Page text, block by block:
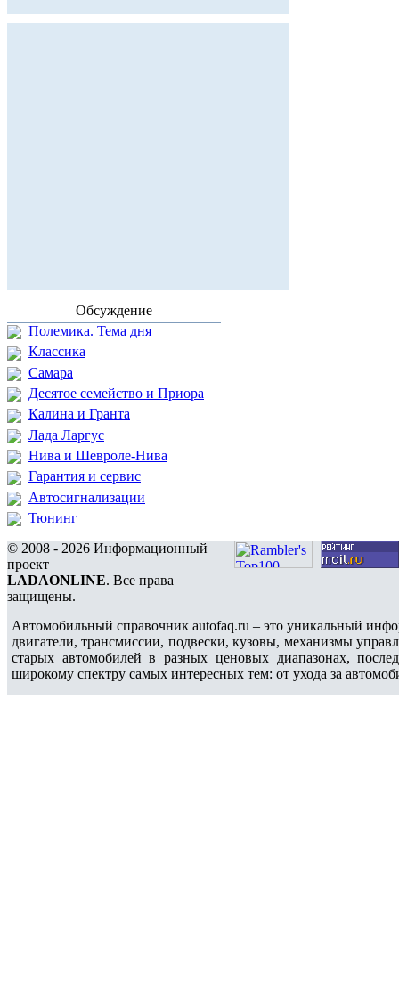
Обсуждение
Полемика. Тема дня
Классика
Самара
Десятое семейство и Приора
Калина и Гранта
Лада Ларгус
Нива и Шевроле-Нива
Гарантия и сервис
Автосигнализации
Тюнинг
© 2008 - 2026 Информационный
проект
LADAONLINE. Все права
защищены.
Автомобильный справочник autofaq.ru – это уникальный
двигатели, трансмиссии, подвески, кузовы, механизмы
старых автомобилей в разных ценовых диапазонах,
широкому спектру самых интересных тем: от ухода за